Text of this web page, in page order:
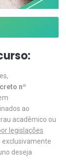
nº
ao
acadêmico ou
legislações
exclusivamente
deseja